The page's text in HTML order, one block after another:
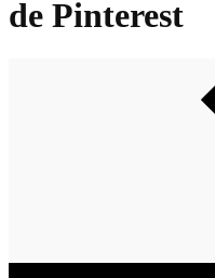
de Pinterest